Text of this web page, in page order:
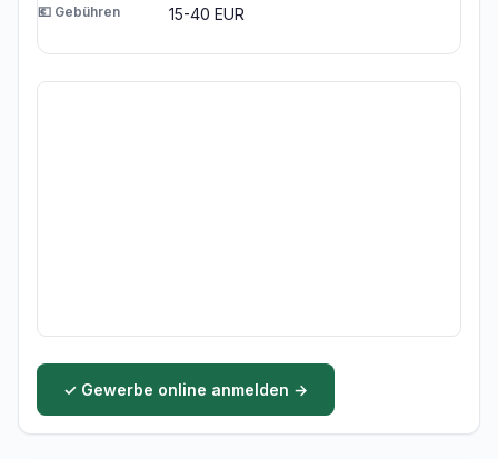
💶 Gebühren 15-40 EUR
✓ Gewerbe online anmelden →